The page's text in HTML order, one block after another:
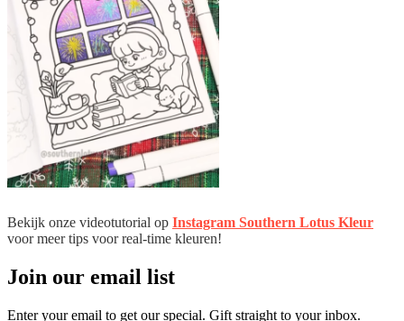
Bekijk onze videotutorial op Instagram Southern Lotus Kleur
voor meer tips voor real-time kleuren!
Join our email list
Enter your email to get our special. Gift straight to your inbox.